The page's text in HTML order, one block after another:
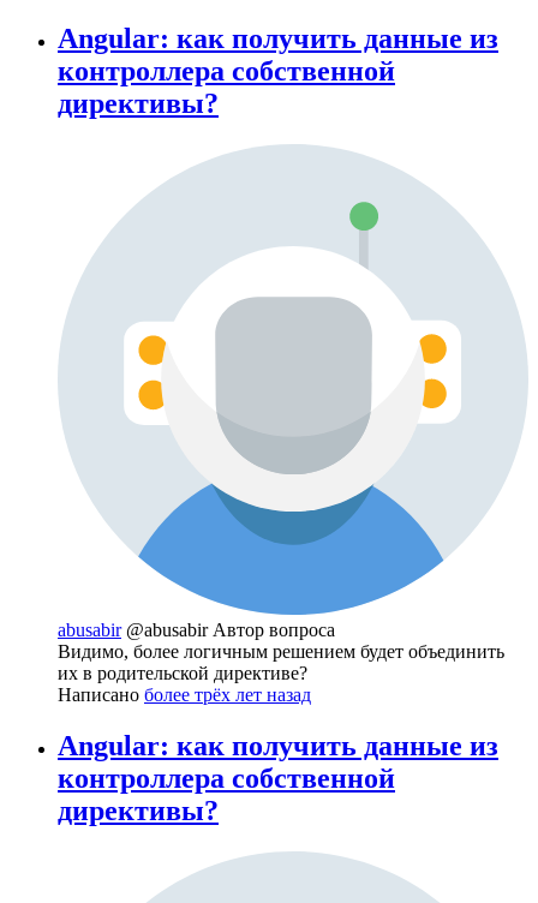
Angular: как получить данные из
контроллера собственной
директивы?
abusabir @abusabir Автор вопроса
Видимо, более логичным решением будет объединить
их в родительской директиве?
Написано более трёх лет назад
Angular: как получить данные из
контроллера собственной
директивы?